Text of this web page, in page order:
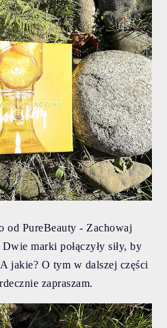
od PureBeauty - Zachowaj
marki połączyły siły, by
jakie? O tym w dalszej części
zapraszam.